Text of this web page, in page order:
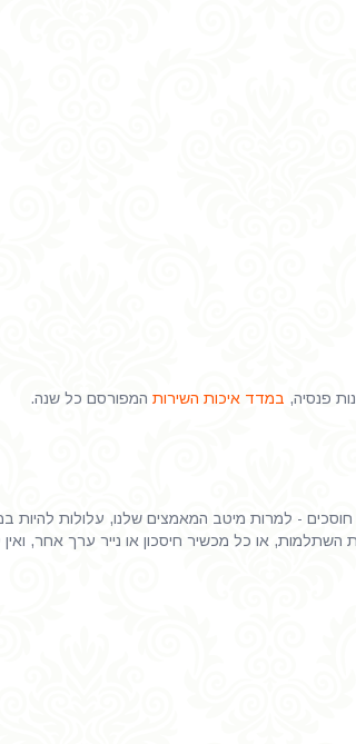
פנסיה, במדד איכות השירות המפורסם כל שנה.
חוסכים - למרות מיטב המאמצים שלנו, עלולות להיות
או כל מכשיר חיסכון או נייר ערך אחר,